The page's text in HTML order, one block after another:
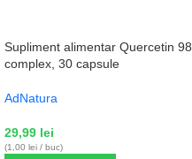
Supliment alimentar Quercetin 98
complex, 30 capsule
AdNatura
29,99 lei
(1,00 lei / buc)